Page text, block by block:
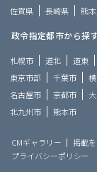
佐賀県
長崎県 熊
政令指定都市から探
札幌市 道北 道東
東京市部
千葉市
名古屋市
京都市
北九州市
熊本市
CMギャラリー 掲載
プライバシーポリシー